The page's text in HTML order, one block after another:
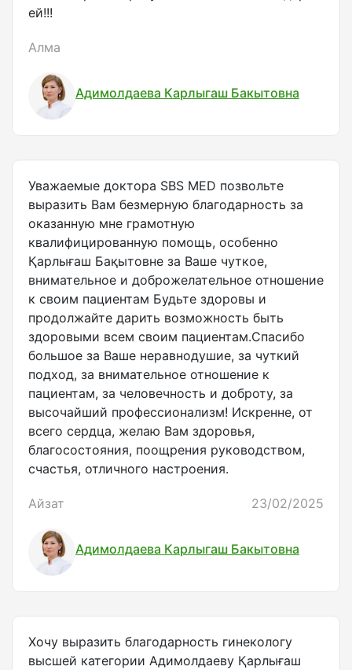
ей!!!
Алма
Адимолдаева Карлыгаш Бакытовна
Уважаемые доктора SBS MED позвольте
выразить Вам безмерную благодарность за
оказанную мне грамотную
квалифицированную помощь, особенно
Қарлығаш Бақытовне за Ваше чуткое,
внимательное и доброжелательное отношение
к своим пациентам Будьте здоровы и
продолжайте дарить возможность быть
здоровыми всем своим пациентам.Спасибо
большое за Ваше неравнодушие, за чуткий
подход, за внимательное отношение к
пациентам, за человечность и доброту, за
высочайший профессионализм! Искренне, от
всего сердца, желаю Вам здоровья,
благосостояния, поощрения руководством,
счастья, отличного настроения.
Айзат 23/02/2025
Адимолдаева Карлыгаш Бакытовна
Хочу выразить благодарность гинекологу
высшей категории Адимолдаеву Қарлығаш